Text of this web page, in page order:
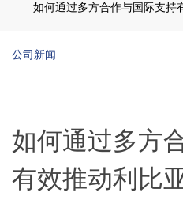
如何通过多方合作与国际支持
公司新闻
如何通过多方
有效推动利比